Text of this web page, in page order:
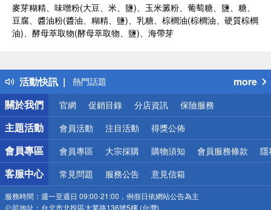
麥芽糊精、味噌粉(大豆、米、鹽)、玉米澱粉、葡萄糖、鹽、糖、
豆腐、醬油粉(醬油、糊精、鹽)、乳糖、棕櫚油(棕櫚油、硬質棕櫚
油)、酵母萃取物(酵母萃取物、鹽)、海帶芽
活動快訊
得獎公告
熱門話題
銀行優惠
偏遠地區配送
詐騙網頁！請小心！
more
關於我們
官網 促銷目錄 分店資訊 保險服務
主題活動 會員活動 注目活動 得獎公佈
會員專區 會員專區 大宗採購 購物須知 會員服務條款 隱
客服中心 常見問題 服務公告 意見信箱
服務時間： 週一至週日 09:00-21:00，例假日依網站公告為主
公司地址： 台北市北投區大業路136號5樓 (台灣)